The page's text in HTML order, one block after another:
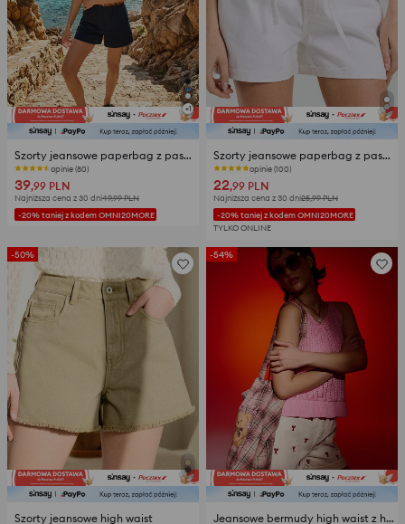
+1
Szorty jeansowe paperbag z paskiem
opinie (80)
39,99 PLN
Najniższa cena z 30 dni49,99PLN
-20% taniej z kodem OMNI20MORE
Szorty jeansowe paperbag z paskiem
opinie (100)
22,99 PLN
Najniższa cena z 30 dni25,99PLN
-20% taniej z kodem OMNI20MORE
TYLKO ONLINE
-50%
Szorty jeansowe high waist
-54%
Jeansowe bermudy high waist z haftem w homary